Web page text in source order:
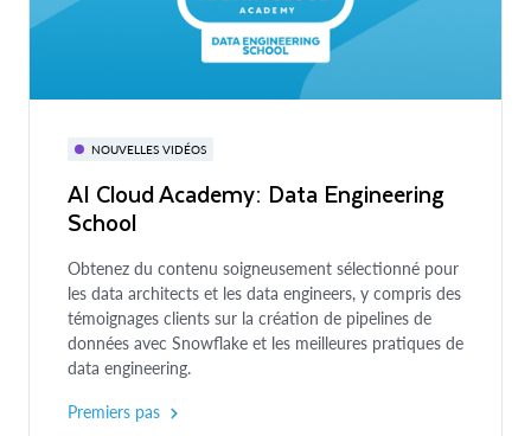
NOUVELLES VIDÉOS
AI Cloud Academy: Data Engineering
School
Obtenez du contenu soigneusement sélectionné pour
les data architects et les data engineers, y compris des
témoignages clients sur la création de pipelines de
données avec Snowflake et les meilleures pratiques de
data engineering.
Premiers pas
EBOOK
Moderniser son infrastructure avec un
data lakehouse sur Snowflake
Comment les data architects et les data engineers
peuvent améliorer leur gestion des data lakes.
Premiers pas
GUIDE
Guide Python pour Snowflake à
destination des data engineers
Découvrez Snowpark et les meilleures pratiques
d’utilisation de Python dans l’AI Data Cloud
Snowflake.
Lire